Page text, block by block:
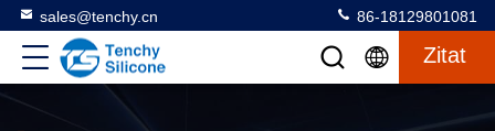
sales@tenchy.cn 86-18129801081
Zitat